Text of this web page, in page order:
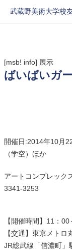
武蔵野美術大学校
[msb! info] 展示
ばいばいガ
開催日:2014年10月
（学空）ほか
アートコンプレック
3341-3253
【開催時間】11：
【交通】東京メト
JR総武線「信濃町」